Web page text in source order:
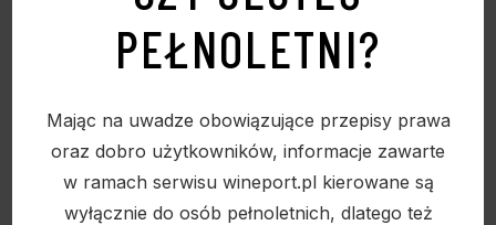
PEŁNOLETNI?
Mając na uwadze obowiązujące przepisy prawa
oraz dobro użytkowników, informacje zawarte
w ramach serwisu wineport.pl kierowane są
wyłącznie do osób pełnoletnich, dlatego też
PÓŁWYTRAWNE 12,5% 0,75L
zł
Sold